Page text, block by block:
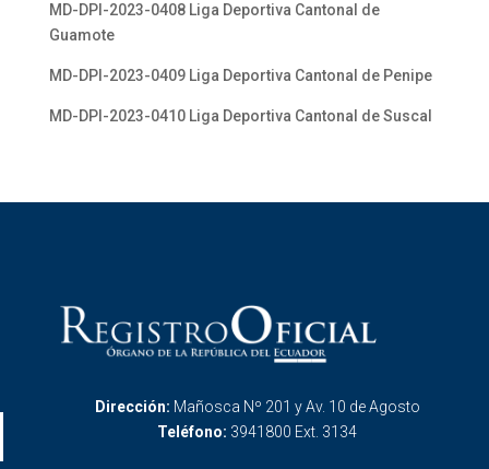
MD-DPI-2023-0408 Liga Deportiva Cantonal de
Guamote
MD-DPI-2023-0409 Liga Deportiva Cantonal de Penipe
MD-DPI-2023-0410 Liga Deportiva Cantonal de Suscal
Dirección: Mañosca Nº 201 y Av. 10 de Agosto
Teléfono: 3941800 Ext. 3134